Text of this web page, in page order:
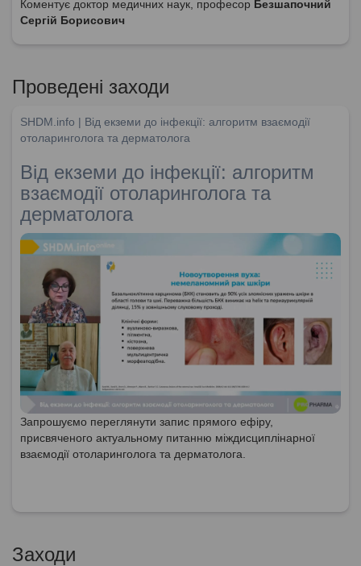
Коментує доктор медичних наук, професор Безшапочний
Сергій Борисович
Проведені заходи
SHDM.info | Від екземи до інфекції: алгоритм взаємодії
отоларинголога та дерматолога
Від екземи до інфекції: алгоритм
взаємодії отоларинголога та
дерматолога
Запрошуємо переглянути запис прямого ефіру,
присвяченого актуальному питанню міждисциплінарної
взаємодії отоларинголога та дерматолога.
Заходи